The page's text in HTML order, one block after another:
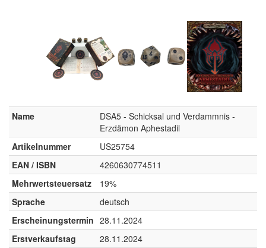
Name
DSA5 - Schicksal und Verdammnis -
Erzdämon Aphestadil
Artikelnummer
US25754
EAN / ISBN
4260630774511
Mehrwertsteuersatz
19%
Sprache
deutsch
Erscheinungstermin 28.11.2024
Erstverkaufstag
28.11.2024